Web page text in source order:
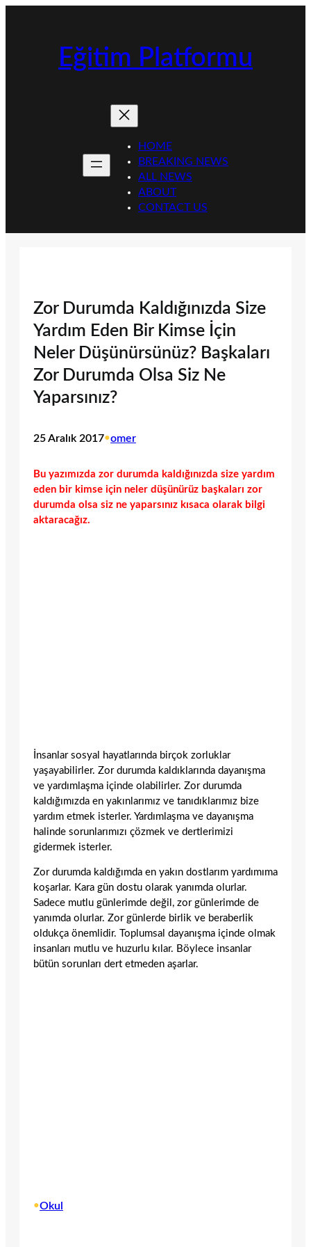
Eğitim Platformu
HOME
BREAKING NEWS
ALL NEWS
ABOUT
CONTACT US
Zor Durumda Kaldığınızda Size
Yardım Eden Bir Kimse İçin
Neler Düşünürsünüz? Başkaları
Zor Durumda Olsa Siz Ne
Yaparsınız?
25 Aralık 2017•omer
Bu yazımızda zor durumda kaldığınızda size yardım
eden bir kimse için neler düşünürüz başkaları zor
durumda olsa siz ne yaparsınız kısaca olarak bilgi
aktaracağız.
İnsanlar sosyal hayatlarında birçok zorluklar
yaşayabilirler. Zor durumda kaldıklarında dayanışma
ve yardımlaşma içinde olabilirler. Zor durumda
kaldığımızda en yakınlarımız ve tanıdıklarımız bize
yardım etmek isterler. Yardımlaşma ve dayanışma
halinde sorunlarımızı çözmek ve dertlerimizi
gidermek isterler.
Zor durumda kaldığımda en yakın dostlarım yardımıma
koşarlar. Kara gün dostu olarak yanımda olurlar.
Sadece mutlu günlerimde değil, zor günlerimde de
yanımda olurlar. Zor günlerde birlik ve beraberlik
oldukça önemlidir. Toplumsal dayanışma içinde olmak
insanları mutlu ve huzurlu kılar. Böylece insanlar
bütün sorunları dert etmeden aşarlar.
•Okul